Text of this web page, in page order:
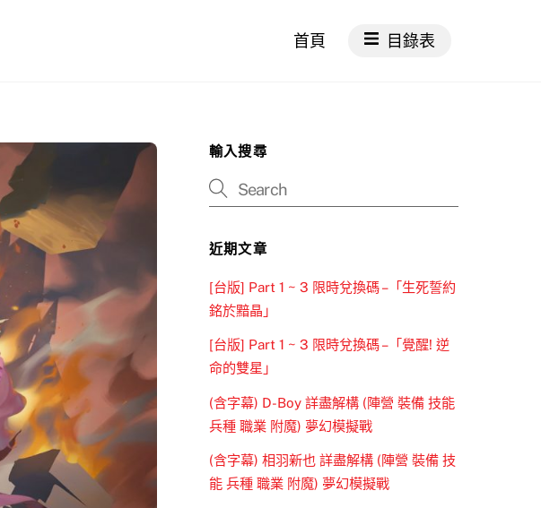
首頁 目錄表
輸入搜尋
近期文章
[台版] Part 1 ~ 3 限時兌換碼 –「生死誓約
銘於黯晶」
[台版] Part 1 ~ 3 限時兌換碼 –「覺醒! 逆
命的雙星」
(含字幕) D-Boy 詳盡解構 (陣營 裝備 技能
兵種 職業 附魔) 夢幻模擬戰
(含字幕) 相羽新也 詳盡解構 (陣營 裝備 技
能 兵種 職業 附魔) 夢幻模擬戰